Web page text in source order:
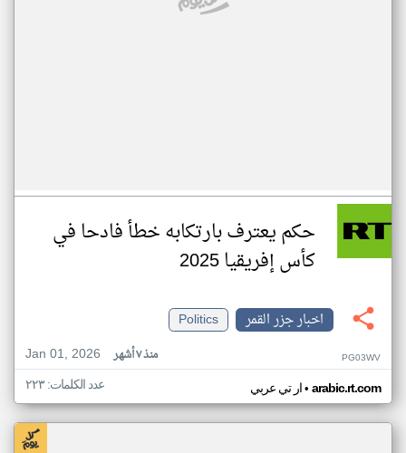
حكم يعترف بارتكابه خطأ فادحا في
كأس إفريقيا 2025
اخبار جزر القمر
Politics
Jan 01, 2026
منذ ٧ أشهر PG03WV
ار تي عربي• arabic.rt.com عدد الكلمات: ٢٢٣